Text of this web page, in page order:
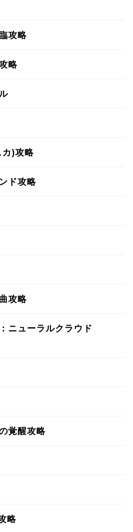
攻略
略
カ)攻略
ド攻略
攻略
ニューラルクラウド
覚醒攻略
略